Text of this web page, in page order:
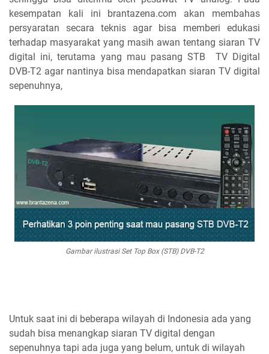
kesempatan kali ini brantazena.com akan membahas
persyaratan secara teknis agar bisa memberi edukasi
terhadap masyarakat yang masih awan tentang siaran TV
digital ini, terutama yang mau pasang STB TV Digital
DVB-T2 agar nantinya bisa mendapatkan siaran TV digital
sepenuhnya,
Gambar ilustrasi Set Top Box (STB) DVB-T2
Untuk saat ini di beberapa wilayah di Indonesia ada yang
sudah bisa menangkap siaran TV digital dengan
sepenuhnya tapi ada juga yang belum, untuk di wilayah